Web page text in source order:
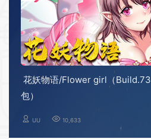
花妖物语/Flower girl（
包）
UU 10,633